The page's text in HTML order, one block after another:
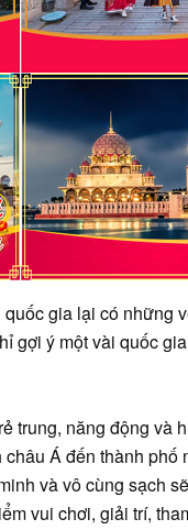
gia lại có những
gợi ý một vài quốc
trung, năng động và
Á đến thành
và vô cùng sạch
vui chơi, giải trí,